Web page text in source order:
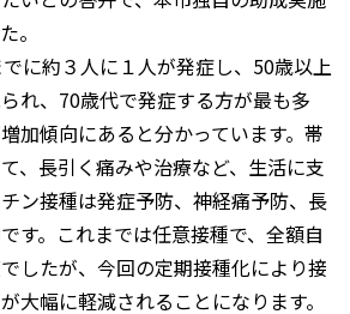
。
に約３人に１人が発症し、50歳以上
れ、70歳代で発症する方が最も多
加傾向にあると分かっています。帯
、長引く痛みや治療など、生活に支
ン接種は発症予防、神経痛予防、長
す。これまでは任意接種で、全額自
したが、今回の定期接種化により接
大幅に軽減されることになります。